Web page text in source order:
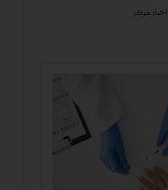
اخبار مرکز